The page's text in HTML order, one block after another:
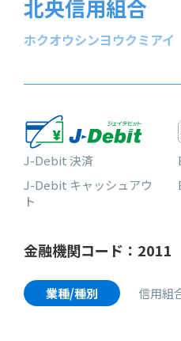
北央信用組合
ホクオウシンヨウクミアイ
J-Debit 決済
J-Debit キャッシュアウ
ト
金融機関コード：2011
業種/種別 信用組